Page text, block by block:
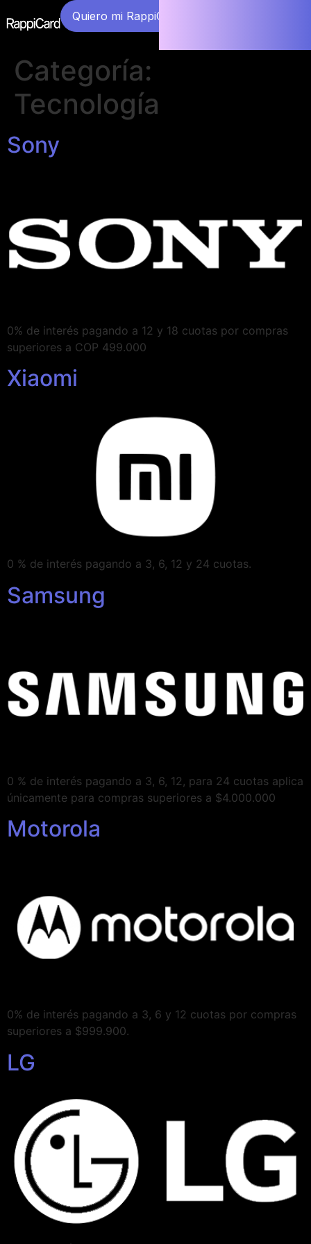
Quiero mi RappiCard
Categoría:
Tecnología
Sony
0% de interés pagando a 12 y 18 cuotas por compras
superiores a COP 499.000
Xiaomi
0 % de interés pagando a 3, 6, 12 y 24 cuotas.
Samsung
0 % de interés pagando a 3, 6, 12, para 24 cuotas aplica
únicamente para compras superiores a $4.000.000
Motorola
0% de interés pagando a 3, 6 y 12 cuotas por compras
superiores a $999.900.
LG